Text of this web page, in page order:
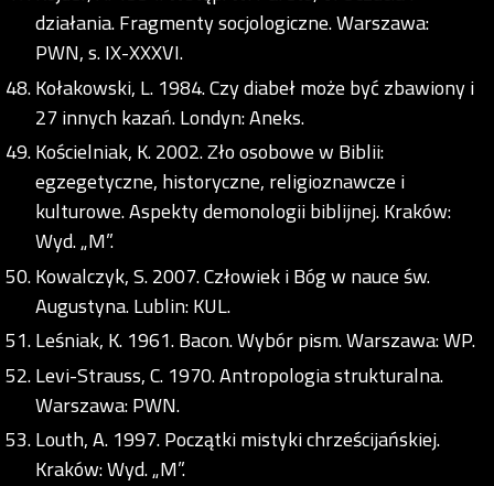
działania. Fragmenty socjologiczne. Warszawa:
PWN, s. IX-XXXVI.
Kołakowski, L. 1984. Czy diabeł może być zbawiony i
27 innych kazań. Londyn: Aneks.
Kościelniak, K. 2002. Zło osobowe w Biblii:
egzegetyczne, historyczne, religioznawcze i
kulturowe. Aspekty demonologii biblijnej. Kraków:
Wyd. „M”.
Kowalczyk, S. 2007. Człowiek i Bóg w nauce św.
Augustyna. Lublin: KUL.
Leśniak, K. 1961. Bacon. Wybór pism. Warszawa: WP.
Levi-Strauss, C. 1970. Antropologia strukturalna.
Warszawa: PWN.
Louth, A. 1997. Początki mistyki chrześcijańskiej.
Kraków: Wyd. „M”.